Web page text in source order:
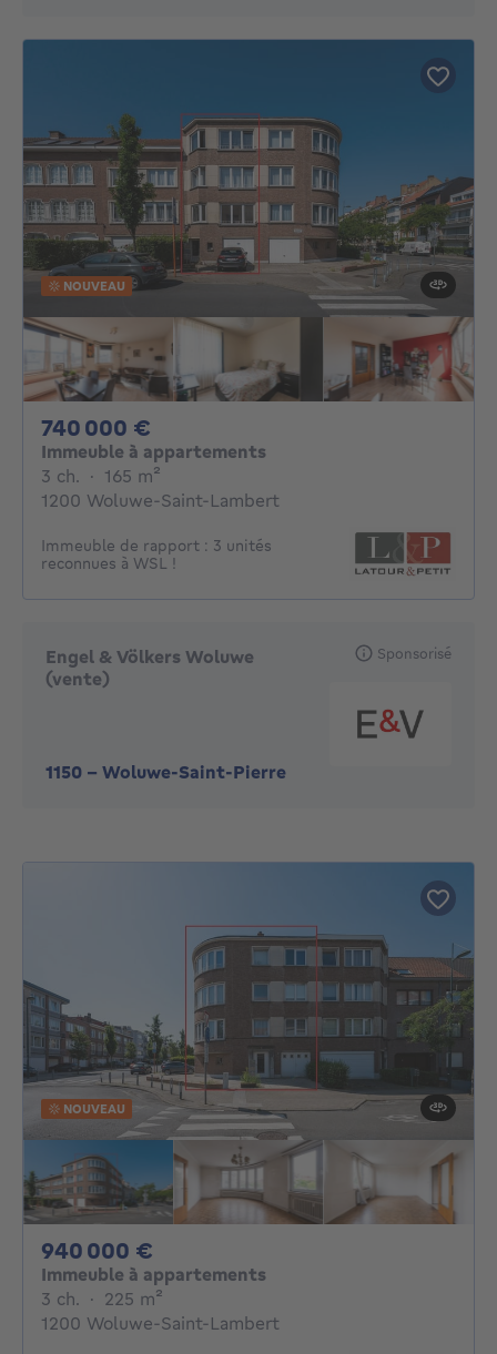
NOUVEAU
740 000 €
Immeuble à appartements
3 ch. 3 chambres
· 165 m²
1200 Woluwe-Saint-Lambert
Immeuble de rapport : 3 unités
reconnues à WSL !
Engel & Völkers Woluwe
(vente)
1150 - Woluwe-Saint-Pierre
Sponsorisé
NOUVEAU
940 000 €
Immeuble à appartements
3 ch. 3 chambres
· 225 m²
1200 Woluwe-Saint-Lambert